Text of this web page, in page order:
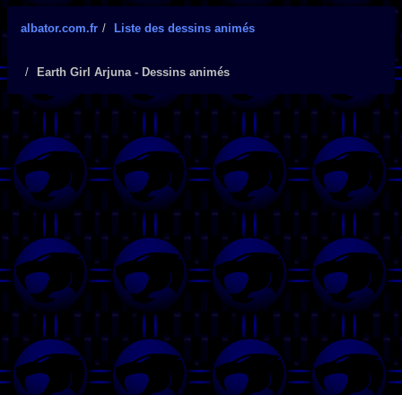
albator.com.fr Liste des dessins animés
Earth Girl Arjuna - Dessins animés